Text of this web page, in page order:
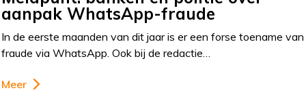
aanpak WhatsApp-fraude
In de eerste maanden van dit jaar is er een forse toename van
fraude via WhatsApp. Ook bij de redactie…
Meer